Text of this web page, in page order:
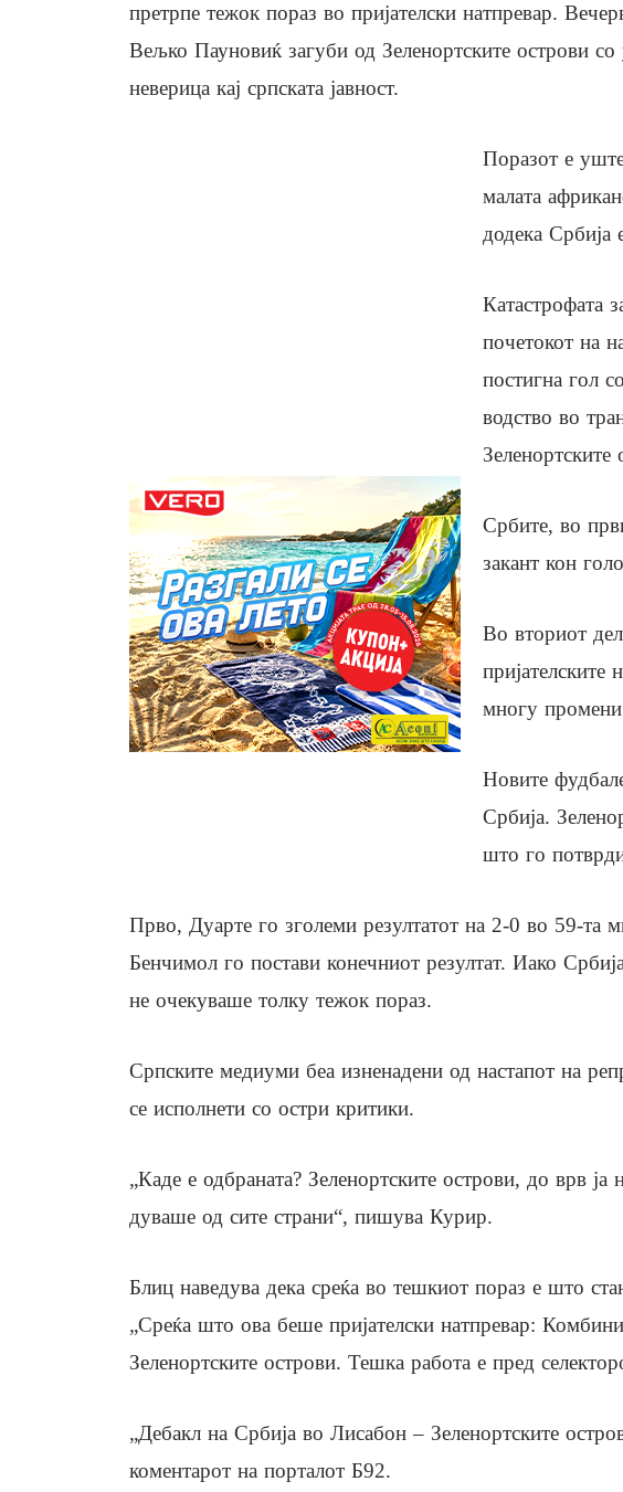
претрпе тежок пораз во пријателски натпревар.
Вељко Пауновиќ загуби од Зеленортските острови
неверица кај српската јавност.
Поразот е
малата
додека Србија
Катастрофата
почетокот на
постигна гол
водство во
Зеленортските
Србите, во
закант кон
Во вториот
пријателските
многу
Новите
Србија.
што го
Прво, Дуарте го зголеми резултатот на 2-0 во 59-та
Бенчимол го постави конечниот резултат. Иако
не очекуваше толку тежок пораз.
Српските медиуми беа изненадени од настапот на
се исполнети со остри критики.
„Каде е одбраната? Зеленортските острови, до врв
дуваше од сите страни“, пишува Курир.
Блиц наведува дека среќа во тешкиот пораз е што
„Среќа што ова беше пријателски натпревар:
Зеленортските острови. Тешка работа е пред
„Дебакл на Србија во Лисабон – Зеленортските
коментарот на порталот Б92.